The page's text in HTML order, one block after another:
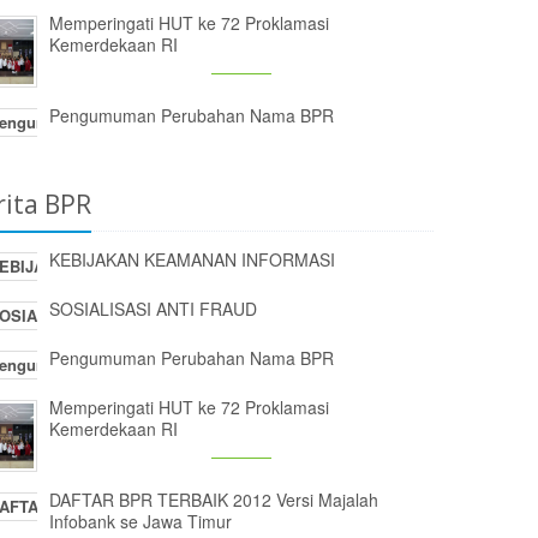
Memperingati HUT ke 72 Proklamasi
Kemerdekaan RI
Pengumuman Perubahan Nama BPR
BPR
KEBIJAKAN KEAMANAN INFORMASI
SOSIALISASI ANTI FRAUD
Pengumuman Perubahan Nama BPR
Memperingati HUT ke 72 Proklamasi
Kemerdekaan RI
DAFTAR BPR TERBAIK 2012 Versi Majalah
Infobank se Jawa Timur